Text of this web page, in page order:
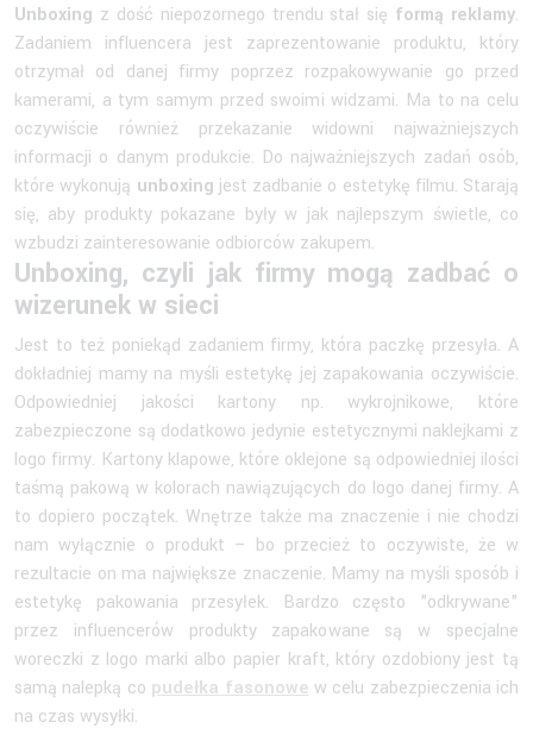
Unboxing z dość niepozornego trendu stał się formą reklamy.
Zadaniem influencera jest zaprezentowanie produktu, który
otrzymał od danej firmy poprzez rozpakowywanie go przed
kamerami, a tym samym przed swoimi widzami. Ma to na celu
oczywiście również przekazanie widowni najważniejszych
informacji o danym produkcie. Do najważniejszych zadań osób,
które wykonują unboxing jest zadbanie o estetykę filmu. Starają
się, aby produkty pokazane były w jak najlepszym świetle, co
wzbudzi zainteresowanie odbiorców zakupem.
Unboxing, czyli jak firmy mogą zadbać o
wizerunek w sieci
Jest to też poniekąd zadaniem firmy, która paczkę przesyła. A
dokładniej mamy na myśli estetykę jej zapakowania oczywiście.
Odpowiedniej jakości kartony np. wykrojnikowe, które
zabezpieczone są dodatkowo jedynie estetycznymi naklejkami z
logo firmy. Kartony klapowe, które oklejone są odpowiedniej ilości
taśmą pakową w kolorach nawiązujących do logo danej firmy. A
to dopiero początek. Wnętrze także ma znaczenie i nie chodzi
nam wyłącznie o produkt – bo przecież to oczywiste, że w
rezultacie on ma największe znaczenie. Mamy na myśli sposób i
estetykę pakowania przesyłek. Bardzo często "odkrywane"
przez influencerów produkty zapakowane są w specjalne
woreczki z logo marki albo papier kraft, który ozdobiony jest tą
samą nalepką co pudełka fasonowe w celu zabezpieczenia ich
na czas wysyłki.